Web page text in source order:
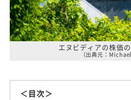
エヌビディアの株価
（出典元：
＜目次＞